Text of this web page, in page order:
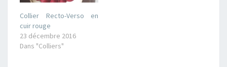
Collier Recto-Verso en
cuir rouge
23 décembre 2016
Dans "Colliers"